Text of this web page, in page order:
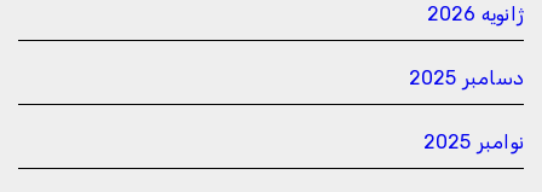
ژانویه 2026
دسامبر 2025
نوامبر 2025